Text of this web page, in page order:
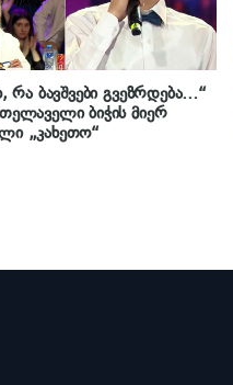
რა ბავშვები გვეზრდება…“
ბიჭის მიერ
„კახეთო“